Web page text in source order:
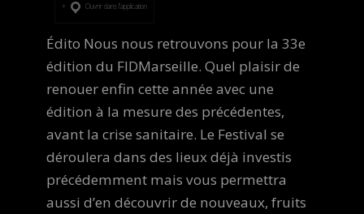
Ouvrir dans l’application
Édito Nous nous retrouvons pour la 33e
édition du FIDMarseille. Quel plaisir de
renouer enfin cette année avec une
édition à la mesure des précédentes,
avant la crise sanitaire. Le Festival se
déroulera dans des lieux déjà investis
précédemment mais vous permettra
aussi d’en découvrir de nouveaux, fruits